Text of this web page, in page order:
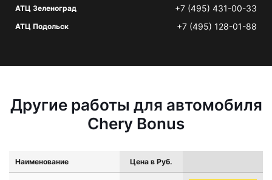
АТЦ Зеленоград +7 (495) 431-00-33
АТЦ Подольск +7 (495) 128-01-88
Другие работы для автомобиля
Chery Bonus
Наименование Цена в Руб.